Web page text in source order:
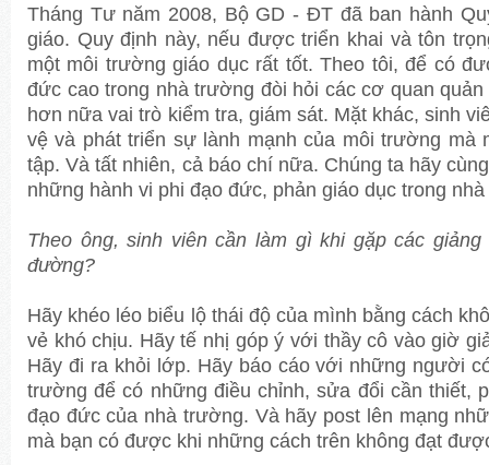
Tháng Tư năm 2008, Bộ GD - ĐT đã ban hành
giáo. Quy định này, nếu được triển khai và tôn
một môi trường giáo dục rất tốt. Theo tôi, để có
đức cao trong nhà trường đòi hỏi các cơ quan
hơn nữa vai trò kiểm tra, giám sát. Mặt khác, sinh
vệ và phát triển sự lành mạnh của môi trường mà
tập. Và tất nhiên, cả báo chí nữa. Chúng ta hãy
những hành vi phi đạo đức, phản giáo dục trong
Theo ông, sinh viên cần làm gì khi gặp các
đường?
Hãy khéo léo biểu lộ thái độ của mình bằng cách
vẻ khó chịu. Hãy tế nhị góp ý với thầy cô vào giờ
Hãy đi ra khỏi lớp. Hãy báo cáo với những người
trường để có những điều chỉnh, sửa đổi cần thiết,
đạo đức của nhà trường. Và hãy post lên mạng
mà bạn có được khi những cách trên không đạt